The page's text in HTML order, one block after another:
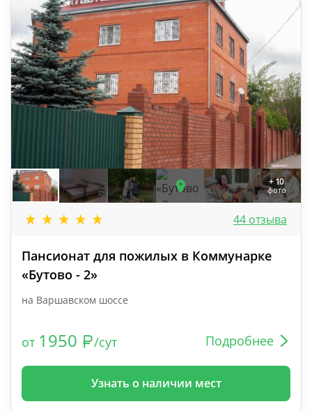
+ 10
фото
44 отзыва
Пансионат для пожилых в Коммунарке
«Бутово - 2»
на Варшавском шоссе
от 1950 /сут Подробнее
Узнать о наличии мест